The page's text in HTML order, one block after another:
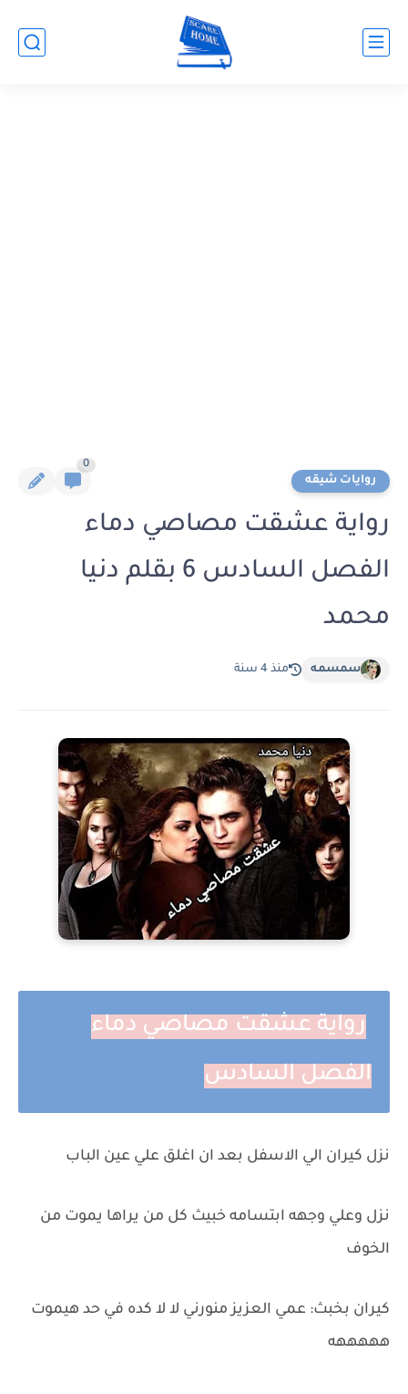
روايات شيقه
0
رواية عشقت مصاصي دماء
الفصل السادس 6 بقلم دنيا
محمد
سمسمه منذ 4 سنة
رواية عشقت مصاصي دماء
الفصل السادس
نزل كيران الي الاسفل بعد ان اغلق علي عين الباب
نزل وعلي وجهه ابتسامه خبيث كل من يراها يموت من
الخوف
كيران بخبث: عمي العزيز منورني لا لا كده في حد هيموت
هههههه